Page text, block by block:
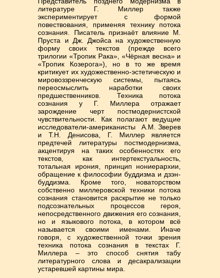
литературе Г. Миллер также
экспериментирует с формой
повествования, применяя технику потока
сознания. Писатель признаёт влияние М.
Пруста и Дж. Джойса на художественную
форму своих текстов (прежде всего
трилогии «Тропик Рака», «Чёрная весна» и
«Тропик Козерога»), но в то же время
критикует их художественно-эстетическую и
мировоззренческую системы, пытаясь
переосмыслить наработки своих
предшественников. Техника потока
сознания у Г. Миллера отражает
зарождение черт постмодернистской
чувствительности. Как полагают ведущие
исследователи-американисты А.М. Зверев
и Т.Н. Денисова, Г. Миллер является
предтечей литературы постмодернизма,
акцентируя на таких особенностях его
текстов, как интертекстуальность,
тотальная ирония, принцип нониерархии,
обращение к философии буддизма и дзэн-
буддизма. Кроме того, новаторством
собственно миллеровской техники потока
сознания становится раскрытие не только
подсознательных процессов героя,
непосредственного движения его сознания,
но и языкового потока, в котором всё
называется своими именами. Иначе
говоря, с художественной точки зрения
техника потока сознания в текстах Г.
Миллера – это способ снятия табу
литературного слова и десакрализации
устаревшей картины мира.